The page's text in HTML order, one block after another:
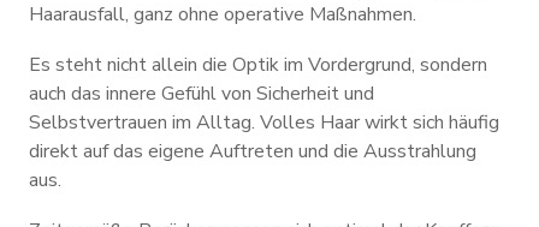
Haarausfall, ganz ohne operative Maßnahmen.
Es steht nicht allein die Optik im Vordergrund, sondern
auch das innere Gefühl von Sicherheit und
Selbstvertrauen im Alltag. Volles Haar wirkt sich häufig
direkt auf das eigene Auftreten und die Ausstrahlung
aus.